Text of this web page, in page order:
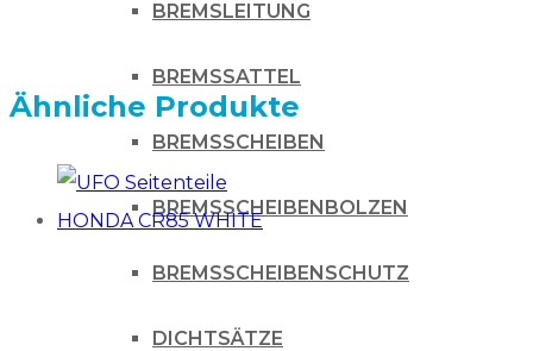
BREMSLEITUNG
BREMSSATTEL
BREMSSCHEIBEN
BREMSSCHEIBENBOLZEN
BREMSSCHEIBENSCHUTZ
DICHTSÄTZE
Ähnliche Produkte